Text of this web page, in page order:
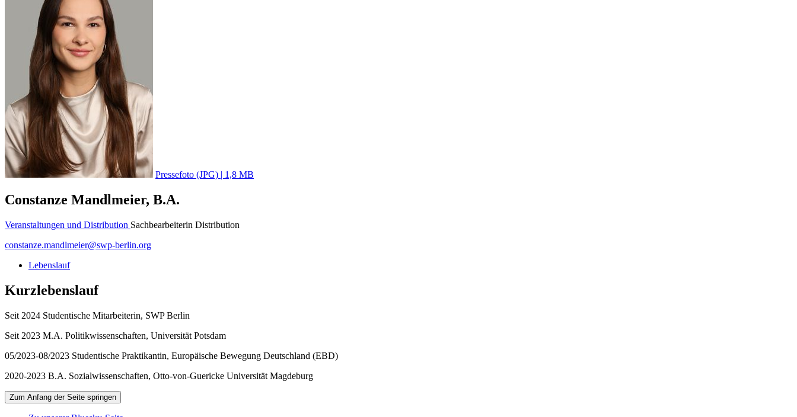
Pressefoto (JPG) | 1,8 MB
Constanze Mandlmeier, B.A.
Veranstaltungen und Distribution Sachbearbeiterin Distribution
constanze.mandlmeier@swp-berlin.org
Lebenslauf
Kurzlebenslauf
Seit 2024 Studentische Mitarbeiterin, SWP Berlin
Seit 2023 M.A. Politikwissenschaften, Universität Potsdam
05/2023-08/2023 Studentische Praktikantin, Europäische Bewegung Deutschland (EBD)
2020-2023 B.A. Sozialwissenschaften, Otto-von-Guericke Universität Magdeburg
Zum Anfang der Seite springen